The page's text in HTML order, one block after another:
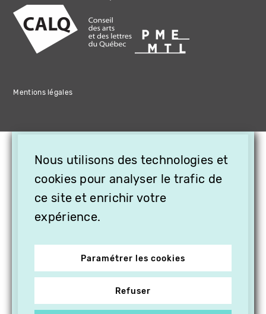
Mentions légales
Nous utilisons des technologies et
cookies pour analyser le trafic de
ce site et enrichir votre
expérience.
Paramétrer les cookies
Refuser
OFFREZ LA VIDÉO EN
CADEAU, ABONNEZ VOS
PROCHES À VITHÈQUE !